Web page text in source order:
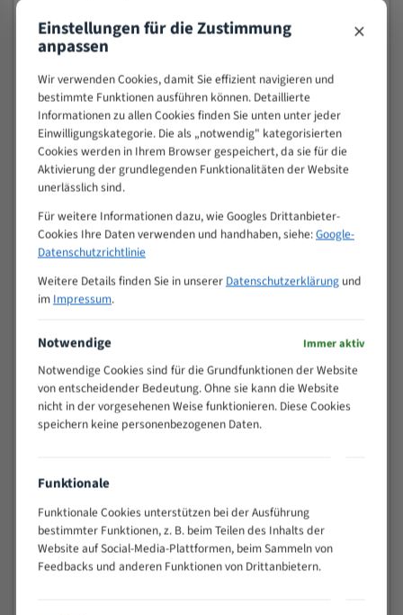
15
8/12 6/10
4/5
20
30
4/5
50
80
> 100
VOLLMATERIAL
M (mm)
Zoll (ZpZ))
>
25
10/14
15 - 40
8/12
25 - 50
50 - 120
80 - 180
3/4
130 -
350
2/3
200 -
> 500
0,75/1,25
Vorteile:
Einstellungen für die Zustimmung
anpassen ×
Wir verwenden Cookies, damit Sie effizient navigieren und
bestimmte Funktionen ausführen können. Detaillierte
Informationen zu allen Cookies finden Sie unten unter jeder
Einwilligungskategorie. Die als „notwendig" kategorisierten
Cookies werden in Ihrem Browser gespeichert, da sie für die
Aktivierung der grundlegenden Funktionalitäten der Website
unerlässlich sind.
Für weitere Informationen dazu, wie Googles Drittanbieter-
Cookies Ihre Daten verwenden und handhaben, siehe:Google-
Datenschutzrichtlinie
Weitere Details finden Sie in unserer Datenschutzerklärungund
im Impressum.
Notwendige Immer aktiv
Notwendige Cookies sind für die Grundfunktionen der Website
von entscheidender Bedeutung. Ohne sie kann die Website
nicht in der vorgesehenen Weise funktionieren. Diese Cookies
speichern keine personenbezogenen Daten.
Funktionale
Funktionale Cookies unterstützen bei der Ausführung
bestimmter Funktionen, z. B. beim Teilen des Inhalts der
Website auf Social-Media-Plattformen, beim Sammeln von
Feedbacks und anderen Funktionen von Drittanbietern.